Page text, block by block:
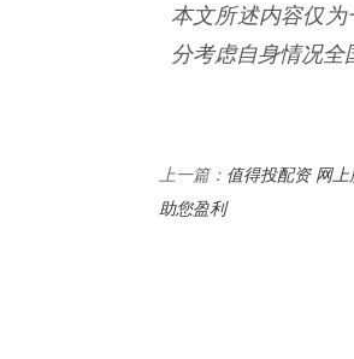
本文所述内容仅
分考虑自身情况全
上一篇： 值得投配资 网上
助您盈利